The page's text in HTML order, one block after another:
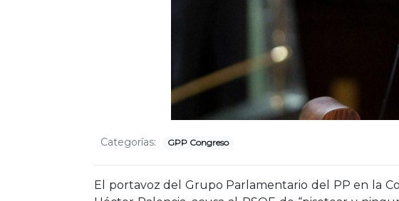
Categorías: GPP Congreso
El portavoz del Grupo Parlamentario del PP en la